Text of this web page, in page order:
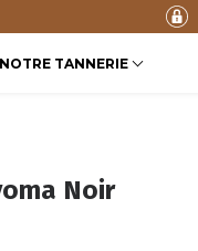
NOTRE TANNERIE
Noir